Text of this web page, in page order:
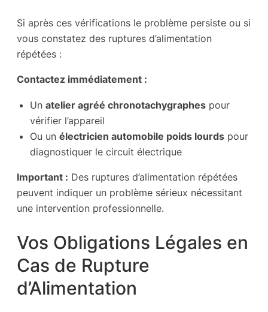
Si après ces vérifications le problème persiste ou si
vous constatez des ruptures d’alimentation
répétées :
Contactez immédiatement :
Un atelier agréé chronotachygraphes pour
vérifier l’appareil
Ou un électricien automobile poids lourds pour
diagnostiquer le circuit électrique
Important : Des ruptures d’alimentation répétées
peuvent indiquer un problème sérieux nécessitant
une intervention professionnelle.
Vos Obligations Légales en
Cas de Rupture
d’Alimentation